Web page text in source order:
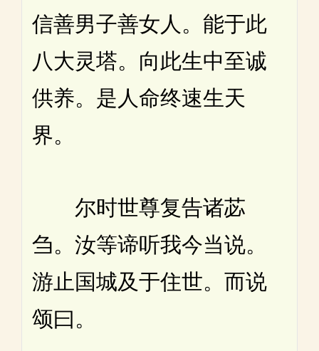
信善男子善女人。能于此
八大灵塔。向此生中至诚
供养。是人命终速生天
界。
尔时世尊复告诸苾
刍。汝等谛听我今当说。
游止国城及于住世。而说
颂曰。